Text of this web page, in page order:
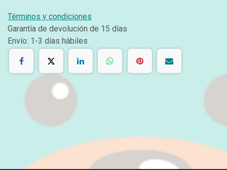
Términos y condiciones
Garantía de devolución de 15 días
Envío: 1-3 días hábiles